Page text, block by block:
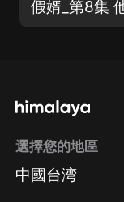
選擇您的地區
中國台湾